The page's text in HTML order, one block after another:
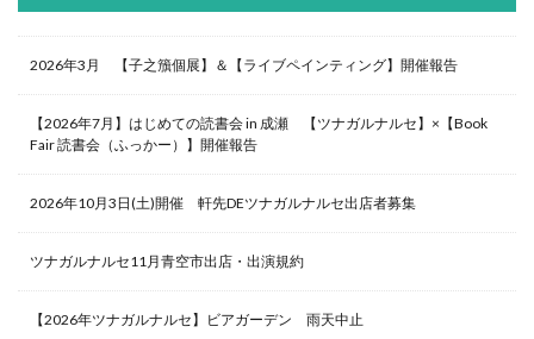
2026年3月 【子之籏個展】＆【ライブペインティング】開催報告
【2026年7月】はじめての読書会 in 成瀬 【ツナガルナルセ】×【Book
Fair 読書会（ふっかー）】開催報告
2026年10月3日(土)開催 軒先DEツナガルナルセ出店者募集
ツナガルナルセ11月青空市出店・出演規約
【2026年ツナガルナルセ】ビアガーデン 雨天中止